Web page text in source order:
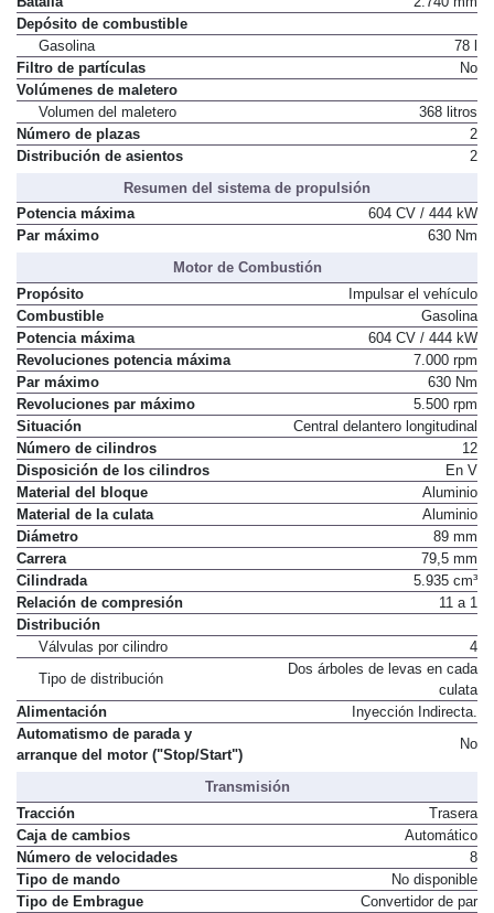
Batalla
2.740 mm
Depósito de combustible
Gasolina
78 l
Filtro de partículas
No
Volúmenes de maletero
Volumen del maletero
368 litros
Número de plazas
2
Distribución de asientos
2
Resumen del sistema de propulsión
Potencia máxima
604 CV / 444 kW
Par máximo
630 Nm
Motor de Combustión
Propósito
Impulsar el vehículo
Combustible
Gasolina
Potencia máxima
604 CV / 444 kW
Revoluciones potencia máxima
7.000 rpm
Par máximo
630 Nm
Revoluciones par máximo
5.500 rpm
Situación
Central delantero longitudinal
Número de cilindros
12
Disposición de los cilindros
En V
Material del bloque
Aluminio
Material de la culata
Aluminio
Diámetro
89 mm
Carrera
79,5 mm
Cilindrada
5.935 cm³
Relación de compresión
11 a 1
Distribución
Válvulas por cilindro
4
Tipo de distribución
Dos árboles de levas en cada
culata
Alimentación
Inyección Indirecta.
Automatismo de parada y
arranque del motor ("Stop/Start")
No
Transmisión
Tracción
Trasera
Caja de cambios
Automático
Número de velocidades
8
Tipo de mando
No disponible
Tipo de Embrague
Convertidor de par